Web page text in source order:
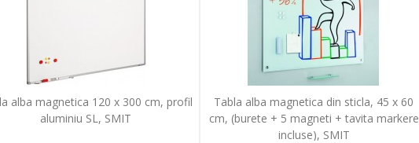
alba magnetica 120 x 300 cm, profil
aluminiu SL, SMIT
Tabla alba magnetica din sticla, 45 x 60
cm, (burete + 5 magneti + tavita markere
incluse), SMIT